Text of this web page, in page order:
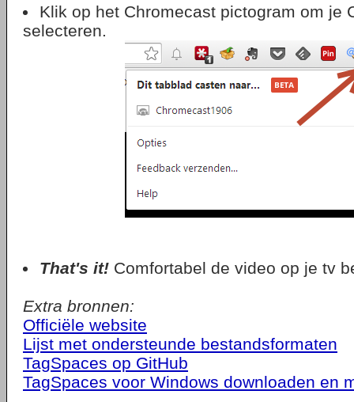
Klik op het Chromecast pictogram om je
selecteren.
That's it! Comfortabel de video op je tv
Extra bronnen:
Officiële website
Lijst met ondersteunde bestandsformaten
TagSpaces op GitHub
TagSpaces voor Windows downloaden en